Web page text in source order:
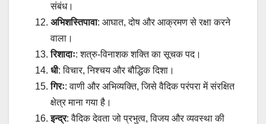
संबंध।
अभिशस्तिपावा: आघात, दोष और आक्रमण से रक्षा करने
वाला।
रिशादाः: शत्रु-विनाशक शक्ति का सूचक पद।
धी: विचार, निश्चय और बौद्धिक दिशा।
गिरः: वाणी और अभिव्यक्ति, जिसे वैदिक परंपरा में संरक्षित
क्षेत्र माना गया है।
इन्द्र: वैदिक देवता जो प्रभुत्व, विजय और व्यवस्था की